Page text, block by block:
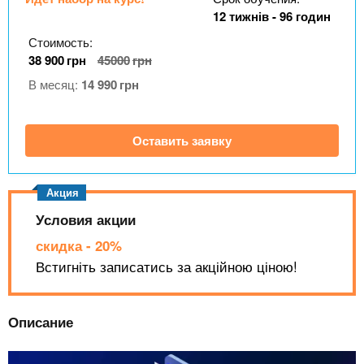
n
s
i
n
f
o
н
и
Онлайн курсы
12 тижнів - 96 годин
Стоимость:
38 900грн 45000грн
В месяц: 14 990грн
Оставить заявку
Условия акции
скидка - 20%
Встигніть записатись за акційною ціною!
Описание